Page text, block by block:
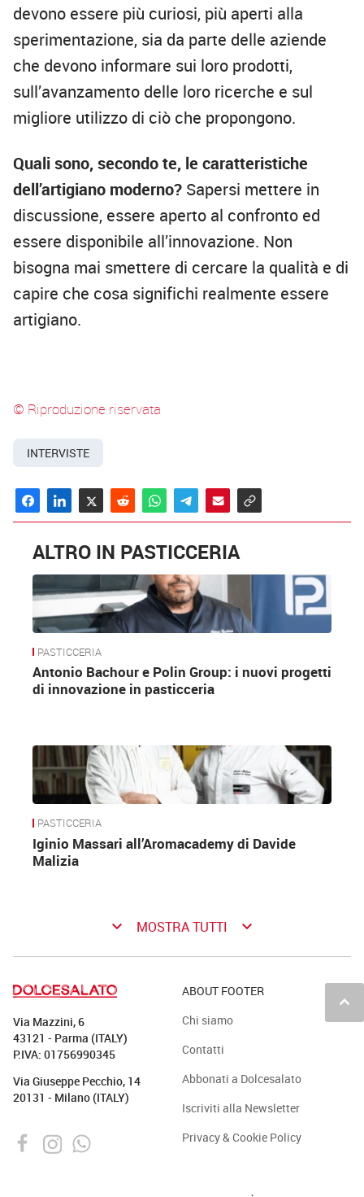
devono essere più curiosi, più aperti alla
sperimentazione, sia da parte delle aziende
che devono informare sui loro prodotti,
sull’avanzamento delle loro ricerche e sul
migliore utilizzo di ciò che propongono.
Quali sono, secondo te, le caratteristiche
dell’artigiano moderno? Sapersi mettere in
discussione, essere aperto al confronto ed
essere disponibile all’innovazione. Non
bisogna mai smettere di cercare la qualità e di
capire che cosa significhi realmente essere
artigiano.
© Riproduzione riservata
INTERVISTE
ALTRO IN PASTICCERIA
PASTICCERIA
Antonio Bachour e Polin Group: i nuovi progetti
di innovazione in pasticceria
PASTICCERIA
Iginio Massari all’Aromacademy di Davide
Malizia
keyboard_arrow_down MOSTRA TUTTI keyboard_arrow_down
keyboard_arrow_up
Via Mazzini, 6
43121 - Parma (ITALY)
P.IVA: 01756990345
Via Giuseppe Pecchio, 14
20131 - Milano (ITALY)
ABOUT FOOTER
Chi siamo
Contatti
Abbonati a Dolcesalato
Iscriviti alla Newsletter
Privacy & Cookie Policy